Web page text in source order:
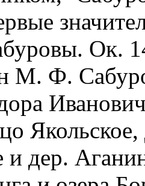
Ок.
М. Ф.
и дер.